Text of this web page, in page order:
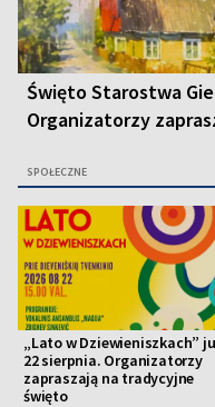
Święto Starostwa
Organizatorzy
SPOŁECZNE
„Lato w Dziewieniszkach”
22 sierpnia. Organizatorzy
zapraszają na tradycyjne
święto